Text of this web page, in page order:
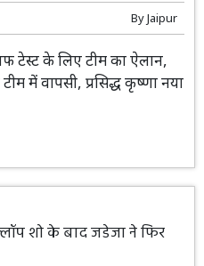
ByJaipur
टेस्ट के लिए टीम का ऐलान,
में वापसी, प्रसिद्ध कृष्णा नया
शो के बाद जडेजा ने फिर